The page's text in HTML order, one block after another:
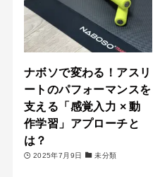
ナボソで変わる！アスリ
ートのパフォーマンスを
支える「感覚入力 × 動
作学習」アプローチと
は？
2025年7月9日 未分類